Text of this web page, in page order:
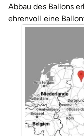
Abbau des Ballons
ehrenvoll eine
Dingolfing
Dresden
Duisburg